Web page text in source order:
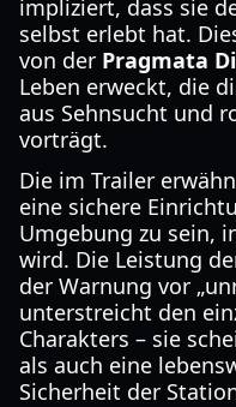
impliziert, dass sie
selbst erlebt hat.
von der Pragmata
Leben erweckt, die
aus Sehnsucht und
vorträgt.
Die im Trailer
eine sichere
Umgebung zu sein,
wird. Die Leistung
der Warnung vor
unterstreicht den
Charakters – sie
als auch eine
Sicherheit der